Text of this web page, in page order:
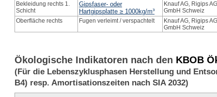
Bekleidung rechts 1.
Schicht
Gipsfaser- oder
Hartgipsplatte ≥ 1000kg/m³
Knauf AG, Rigips
GmbH Schweiz
Oberfläche rechts
Fugen verleimt / verspachtelt
Knauf AG, Rigips
GmbH Schweiz
Ökologische Indikatoren nach den KBOB
(Für die Lebenszyklusphasen Herstellung und
B4) resp. Amortisationszeiten nach SIA 2032)